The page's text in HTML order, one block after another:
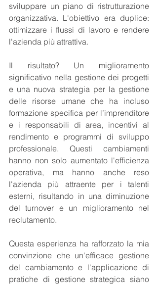
sviluppare un piano di ristrutturazione
organizzativa. L'obiettivo era duplice:
ottimizzare i flussi di lavoro e rendere
l'azienda più attrattiva.
Il risultato? Un miglioramento
significativo nella gestione dei progetti
e una nuova strategia per la gestione
delle risorse umane che ha incluso
formazione specifica per l’imprenditore
e i responsabili di area, incentivi al
rendimento e programmi di sviluppo
professionale. Questi cambiamenti
hanno non solo aumentato l'efficienza
operativa, ma hanno anche reso
l'azienda più attraente per i talenti
esterni, risultando in una diminuzione
del turnover e un miglioramento nel
reclutamento.
Questa esperienza ha rafforzato la mia
convinzione che un'efficace gestione
del cambiamento e l'applicazione di
pratiche di gestione strategica siano